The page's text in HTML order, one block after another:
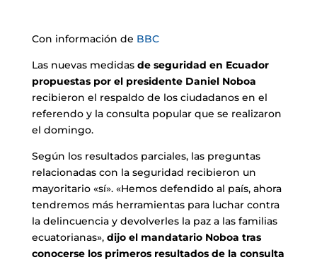
Con información de BBC
Las nuevas medidas de seguridad en Ecuador
propuestas por el presidente Daniel Noboa
recibieron el respaldo de los ciudadanos en el
referendo y la consulta popular que se realizaron
el domingo.
Según los resultados parciales, las preguntas
relacionadas con la seguridad recibieron un
mayoritario «sí». «Hemos defendido al país, ahora
tendremos más herramientas para luchar contra
la delincuencia y devolverles la paz a las familias
ecuatorianas», dijo el mandatario Noboa tras
conocerse los primeros resultados de la consulta